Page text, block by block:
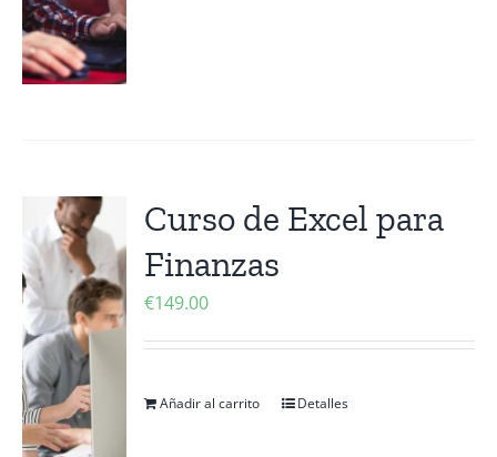
Curso de Excel para
Finanzas
€149.00
Añadir al carrito Detalles